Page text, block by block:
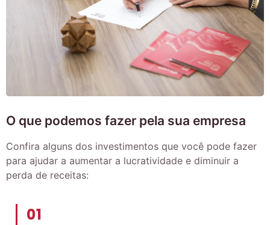
O que podemos fazer pela sua empresa
Confira alguns dos investimentos que você pode fazer
para ajudar a aumentar a lucratividade e diminuir a
perda de receitas:
01